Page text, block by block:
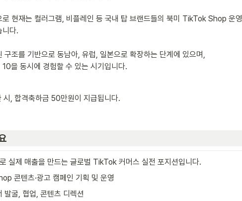
로 현재는 컬러그램, 비플레인 등 국내 탑 브랜드들의 북미 TikTok Shop 운
니다.
구조를 기반으로 동남아, 유럽, 일본으로 확장하는 단계에 있으며,
을 동시에 경험할 수 있는 시기입니다.
, 합격축하금 50만원이 지급됩니다.
실제 매출을 만드는 글로벌 TikTok 커머스 실전 포지션입니다.
콘텐츠·광고 캠페인 기획 및 운영
발굴, 협업, 콘텐츠 디렉션